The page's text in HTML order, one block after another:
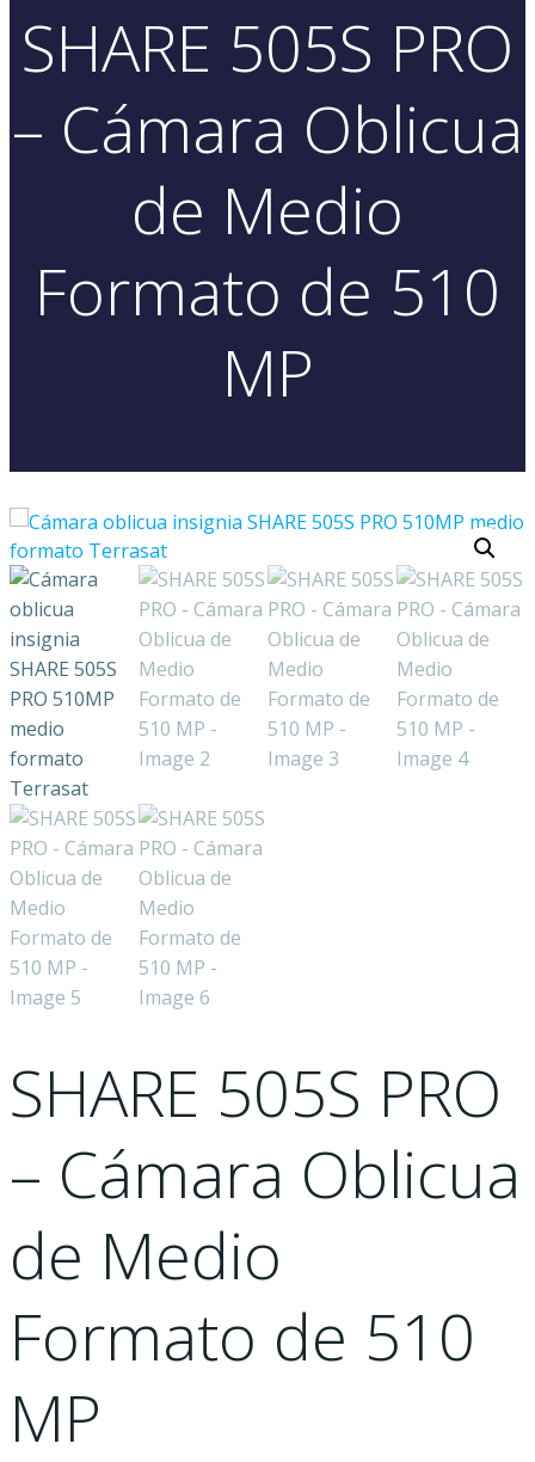
SHARE 505S PRO
– Cámara Oblicua
de Medio
Formato de 510
MP
SHARE 505S PRO
– Cámara Oblicua
de Medio
Formato de 510
MP